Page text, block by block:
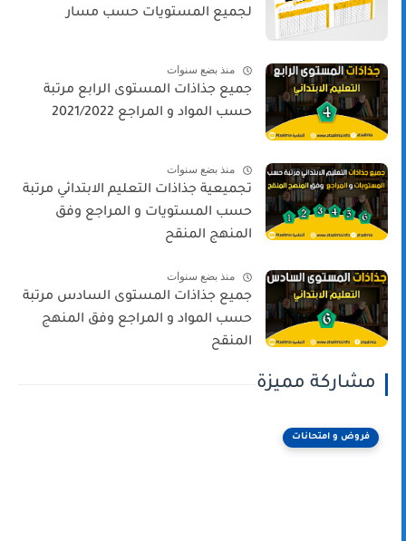
لجميع المستويات حسب مسار
منذ بضع سنوات
جميع جذاذات المستوى الرابع مرتبة
حسب المواد و المراجع 2021/2022
منذ بضع سنوات
تجميعية جذاذات التعليم الابتدائي مرتبة
حسب المستويات و المراجع وفق
المنهج المنقح
منذ بضع سنوات
جميع جذاذات المستوى السادس مرتبة
حسب المواد و المراجع وفق المنهج
المنقح
مشاركة مميزة
فروض و امتحانات